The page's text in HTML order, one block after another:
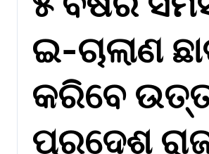
ଇ-ଚାଲାଣ
କରିବେ
ପ୍ରଦେଶ